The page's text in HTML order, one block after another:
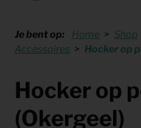
Je bent op: Home Shop
Accessoires
Hocker op
Hocker op
(Okergeel)